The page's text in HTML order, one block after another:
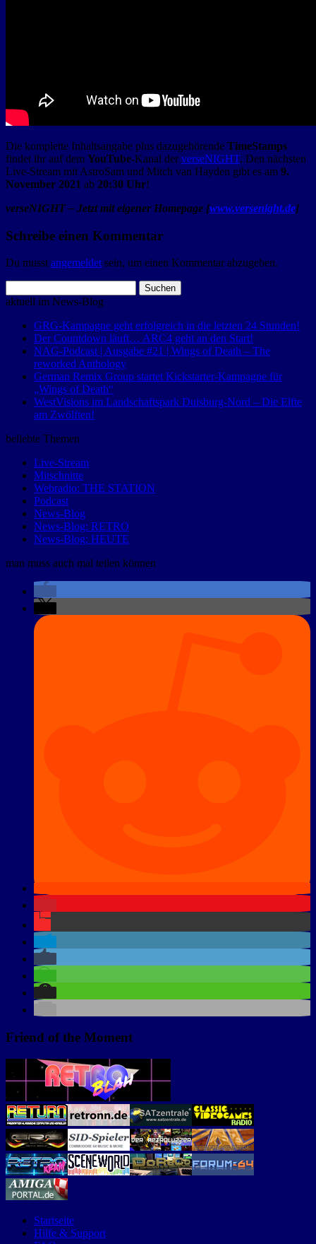
Die komplette Inhaltsangabe plus dazugehörende TimeStamps
findet ihr auf dem YouTube-Kanal der verseNIGHT. Den nächsten
Live-Stream mit AstroSam und Mitch van Hayden gibt es am 9.
November 2021 ab 20:30 Uhr!
verseNIGHT – Jetzt mit eigener Homepage [www.versenight.de]
Schreibe einen Kommentar
Du musst angemeldet sein, um einen Kommentar abzugeben.
nach:
aktuell im News-Blog
GRG-Kampagne geht erfolgreich in die letzten 24 Stunden!
Der Countdown läuft… ARC4 geht an den Start!
NAG-Podcast | Ausgabe #21 | Wings of Death – The
reworked Anthology
German Remix Group startet Kickstarter-Kampagne für
„Wings of Death“
WestVisions im Landschaftspark Duisburg-Nord – Die Elfte
am Zwölften!
beliebte Themen
Live-Stream
Mitschnitte
Webradio: THE STATION
Podcast
News-Blog
News-Blog: RETRO
News-Blog: HEUTE
man muss auch mal teilen können
Friend of the Moment
Startseite
Hilfe & Support